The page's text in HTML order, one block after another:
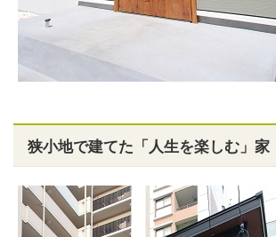
狭小地で建てた「人生を楽しむ」家